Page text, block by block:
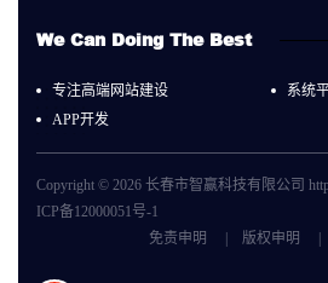
We Can Doing The Best
专注高端网站建设
系统
APP开发
Copyright © 2026 长春市智赢科技有限公司
ICP备12000051号-1
免责申明
版权申明